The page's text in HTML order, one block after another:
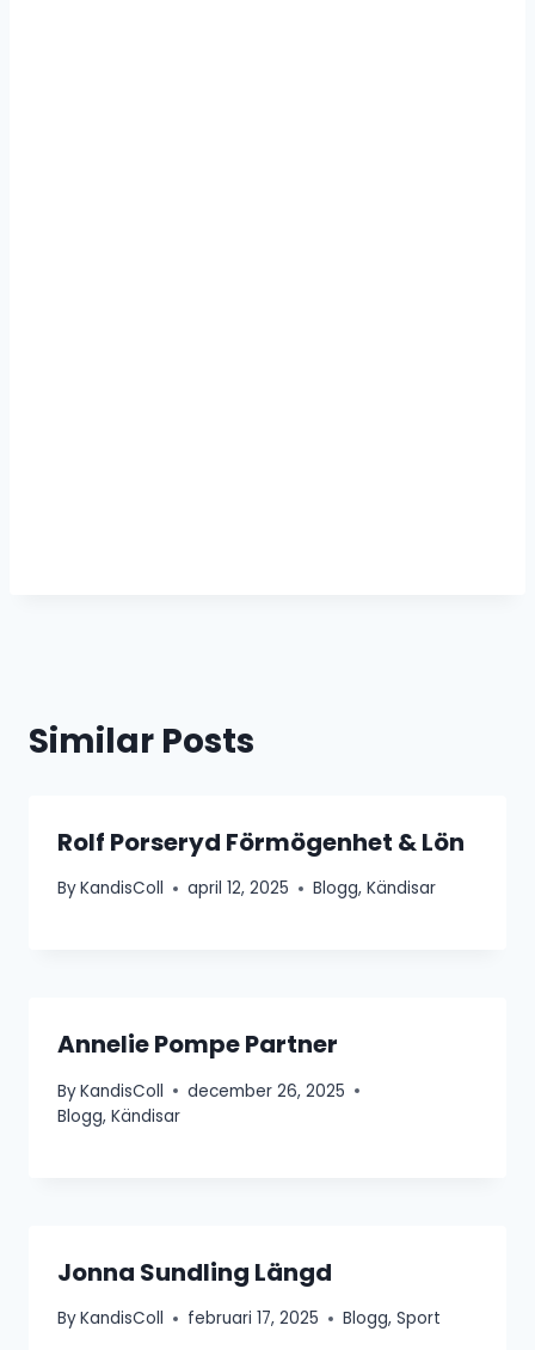
Similar Posts
Rolf Porseryd Förmögenhet & Lön
ByKandisColl april 12, 2025 Blogg,Kändisar
Annelie Pompe Partner
ByKandisColl
december 26, 2025
Blogg, Kändisar
Jonna Sundling Längd
ByKandisColl februari 17, 2025 Blogg,Sport